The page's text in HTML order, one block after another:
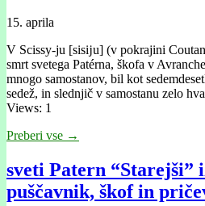
15. aprila
V Scissy-ju [sisĳu] (v pokrajini
smrt svetega Patérna, škofa v
mnogo samostanov, bil kot
sedež, in slednjič v samostanu zelo
Views: 1
Preberi vse →
sveti Patern “Starejši”
puščavnik, škof in